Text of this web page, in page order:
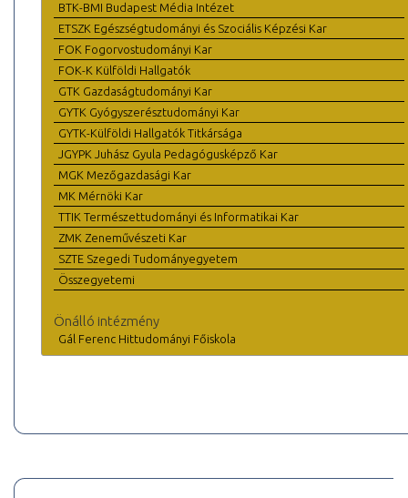
BTK-BMI Budapest Média Intézet
ETSZK Egészségtudományi és Szociális Képzési Kar
FOK Fogorvostudományi Kar
FOK-K Külföldi Hallgatók
GTK Gazdaságtudományi Kar
GYTK Gyógyszerésztudományi Kar
GYTK-Külföldi Hallgatók Titkársága
JGYPK Juhász Gyula Pedagógusképző Kar
MGK Mezőgazdasági Kar
MK Mérnöki Kar
TTIK Természettudományi és Informatikai Kar
ZMK Zeneművészeti Kar
SZTE Szegedi Tudományegyetem
Összegyetemi
Önálló intézmény
Gál Ferenc Hittudományi Főiskola